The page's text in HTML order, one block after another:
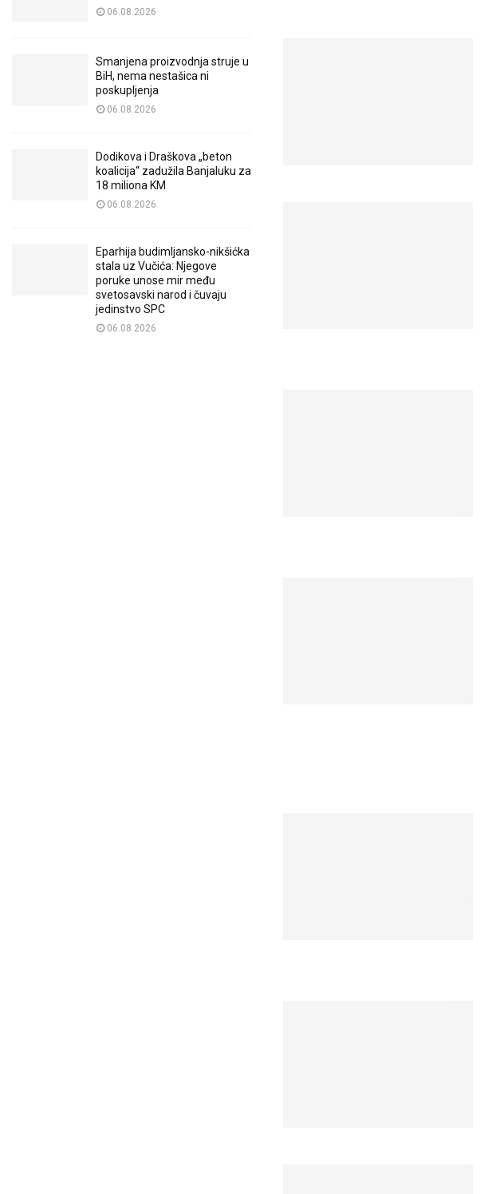
06.08.2026
Smanjena proizvodnja struje u
BiH, nema nestašica ni
poskupljenja
06.08.2026
Dodikova i Draškova „beton
koalicija“ zadužila Banjaluku za
18 miliona KM
06.08.2026
Eparhija budimljansko-nikšićka
stala uz Vučića: Njegove
poruke unose mir među
svetosavski narod i čuvaju
jedinstvo SPC
06.08.2026